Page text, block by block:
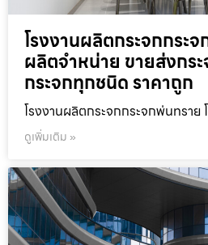
โรงงานผลิตกระจกกระ
ผลิตจำหน่าย ขายส่งกร
กระจกทุกชนิด ราคาถูก
โรงงานผลิตกระจกกระจกพ่นทราย
ดูเพิ่มเติม »